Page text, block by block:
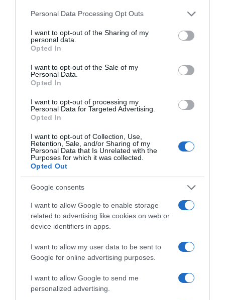
Please note that this website/app uses one or more Google
not limited to your visit or usage behaviour. You may click to
grant or deny consent to Google and its third-party tags to
use your data for below specified purposes in below Google
consent section.
Personal Data Processing Opt Outs
I want to opt-out of the Sharing of my
personal data.
Opted In
I want to opt-out of the Sale of my
Personal Data.
Opted In
I want to opt-out of processing my
Personal Data for Targeted Advertising.
Opted In
I want to opt-out of Collection, Use,
Retention, Sale, and/or Sharing of my
Personal Data that Is Unrelated with the
Purposes for which it was collected.
Opted Out
Google consents
I want to allow Google to enable storage
related to advertising like cookies on web or
device identifiers in apps.
I want to allow my user data to be sent to
Google for online advertising purposes.
I want to allow Google to send me
personalized advertising.
Praktikusabb, karakteresebb, és könnyen illeszkedik
minimalista, esetleg sportos elem. Egy fekete vászoncipő
jól mutat fekete farmerrel, bő szabású nadrággal, de akár
vagányabb irányba vinnénk az összképet. A DeeZee
kínálatában könnyedén találni olyan modelleket,
amelyek a klasszikus formát trendibb részletekkel
frissítik fel. A márka termékei a ccc.eu online áruházban
is megtalálhatók, így a sportosabb és a nőiesebb stílus
kedvelői is találhatnak hozzájuk passzoló darabokat.
A női modellek mellett avászoncipő férfi
hasonló szerepet tölt be: egyszerű, könnyű és jól
kombinálható nyári alapdarab. Ez is mutatja, hogy igazi
szezonális klasszikusról van szó.
Megosztás: Facebook Twitter
Címkék: divat, trend,nyár,ajánló,vászoncipő,
cc.eu
Korábbi bejegyzések Következő bejegyzés